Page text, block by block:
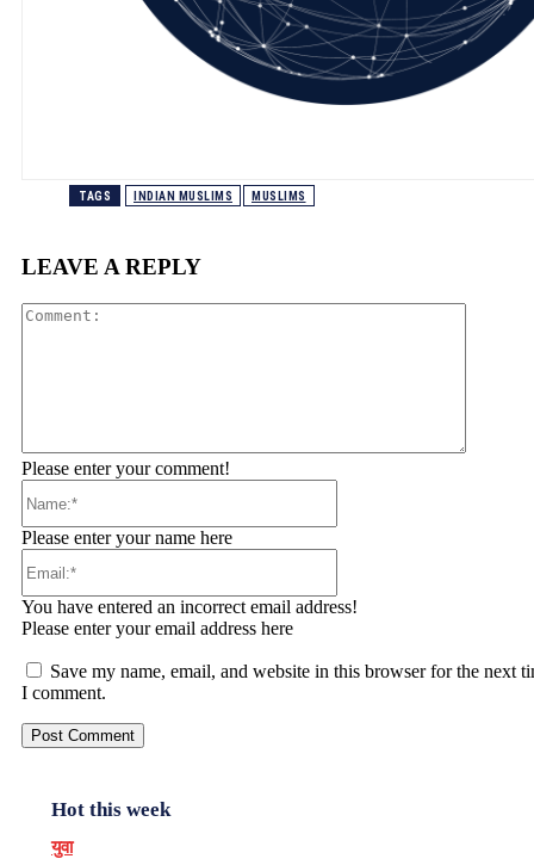
TAGS INDIAN MUSLIMS MUSLIMS
LEAVE A REPLY
Please enter your comment!
Please enter your name here
You have entered an incorrect email address!
Please enter your email address here
Save my name, email, and website in this browser for the next
I comment.
Hot this week
युवा